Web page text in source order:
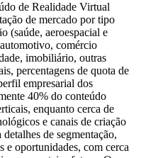
de Realidade Virtual
de mercado por tipo
(saúde, aeroespacial e
comércio
imobiliário, outras
percentagens de quota de
empresarial dos
40% do conteúdo
enquanto cerca de
e canais de criação
de segmentação,
e oportunidades, com cerca